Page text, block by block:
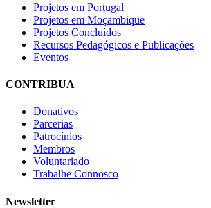
Projetos em Portugal
Projetos em Moçambique
Projetos Concluídos
Recursos Pedagógicos e Publicações
Eventos
CONTRIBUA
Donativos
Parcerias
Patrocínios
Membros
Voluntariado
Trabalhe Connosco
Newsletter